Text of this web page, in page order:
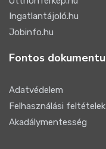
Ingatlantájoló.hu
Jobinfo.hu
Fontos
Adatvédelem
Felhasználási feltételek
Akadálymentesség